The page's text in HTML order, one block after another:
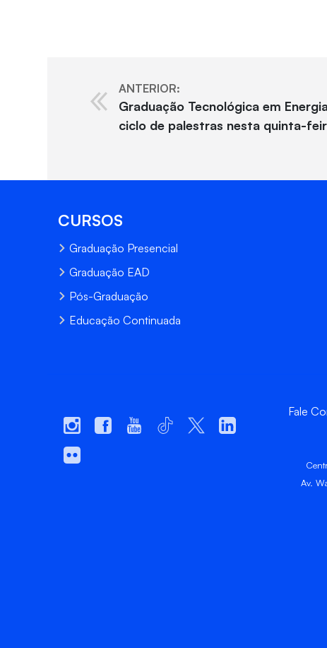
ANTERIOR:
Graduação Tecnológica em
ciclo de palestras nesta quinta-
CURSOS
Graduação Presencial
Graduação EAD
Pós-Graduação
Educação Continuada
Fale
Av.